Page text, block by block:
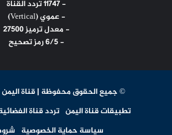
- 11747 تردد القناة
- عموي (Vertical)
- معدل ترميز 27500
- 6/5 رمز تصحيح
© جميع الحقوق محفوظة | قناة اليمن
تطبيقات قناة اليمن تردد قناة
سياسة حماية الخصوصية